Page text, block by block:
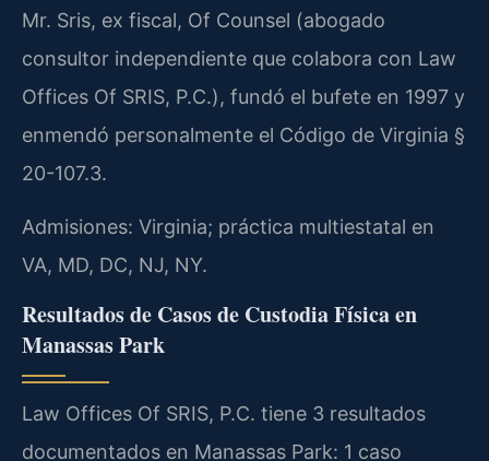
Mr. Sris, ex fiscal, Of Counsel (abogado
consultor independiente que colabora con Law
Offices Of SRIS, P.C.), fundó el bufete en 1997 y
enmendó personalmente el Código de Virginia §
20-107.3.
Admisiones: Virginia; práctica multiestatal en
VA, MD, DC, NJ, NY.
Resultados de Casos de Custodia Física en
Manassas Park
Law Offices Of SRIS, P.C. tiene 3 resultados
documentados en Manassas Park: 1 caso